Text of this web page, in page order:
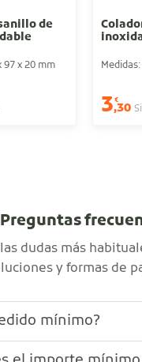
de
97 x 20 mm
3€
,30
Preguntas
dudas más
y formas de
mínimo?